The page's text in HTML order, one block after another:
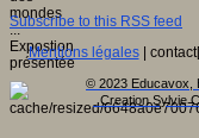
mondes
...
Expostion
présentée
...
Subscribe to this RSS feed
Mentions légales|
© 2023 Educavox,
Creation Sylvie